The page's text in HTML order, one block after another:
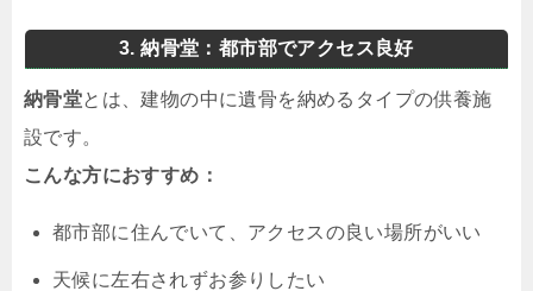
3. 納骨堂：都市部でアクセス良好
納骨堂とは、建物の中に遺骨を納めるタイプの供養施
設です。
こんな方におすすめ：
都市部に住んでいて、アクセスの良い場所がいい
天候に左右されずお参りしたい